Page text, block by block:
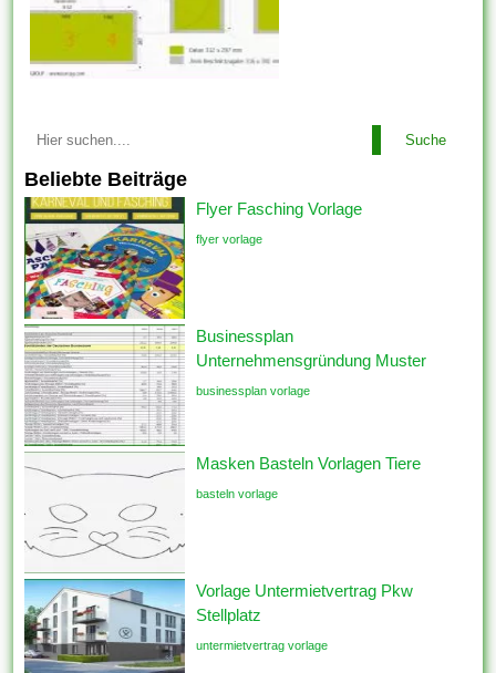
Suche
Beliebte Beiträge
Flyer Fasching Vorlage
flyer vorlage
Businessplan
Unternehmensgründung Muster
businessplan vorlage
Masken Basteln Vorlagen Tiere
basteln vorlage
Vorlage Untermietvertrag Pkw
Stellplatz
untermietvertrag vorlage